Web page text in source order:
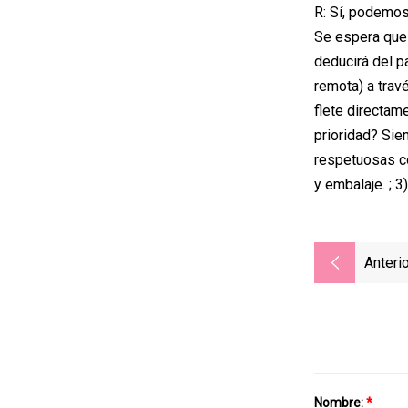
R: Sí,
Se espera
deducirá del
remota) a
flete
prioridad?
respetuosas
y embalaje. ;
Nombre:*